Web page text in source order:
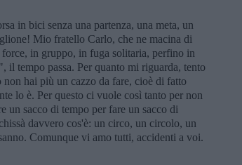
in bici senza una partenza, una meta, un
Mio fratello Carlo, che ne macina di
in gruppo, in fuga solitaria, perfino in
il tempo passa. Per quanto mi riguarda, tento
hai più un cazzo da fare, cioè di fatto
lo è. Per questo ci vuole così tanto per non
un sacco di tempo per fare un sacco di
davvero cos'è: un circo, un circolo, un
Comunque vi amo tutti, accidenti a voi.